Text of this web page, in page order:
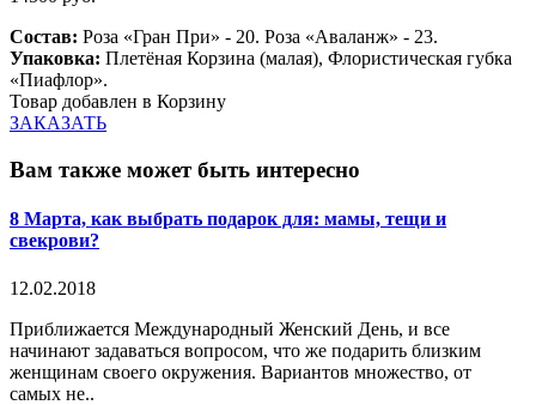
Состав: Роза «Гран При» - 20. Роза «Аваланж» - 23.
Упаковка: Плетёная Корзина (малая), Флористическая губка
«Пиафлор».
Товар добавлен в Корзину
ЗАКАЗАТЬ
Вам также может быть интересно
8 Марта, как выбрать подарок для: мамы, тещи и
свекрови?
12.02.2018
Приближается Международный Женский День, и все
начинают задаваться вопросом, что же подарить близким
женщинам своего окружения. Вариантов множество, от
самых не..